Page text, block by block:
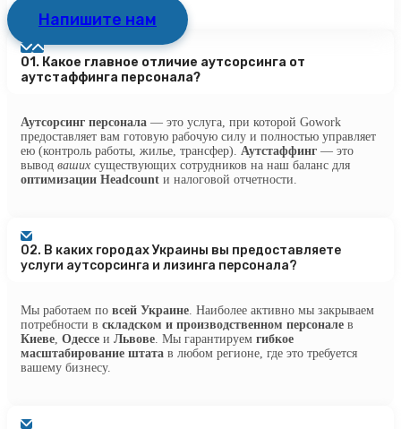
Напишите нам
01. Какое главное отличие аутсорсинга от
аутстаффинга персонала?
Аутсорсинг персонала — это услуга, при которой Gowork
предоставляет вам готовую рабочую силу и полностью управляет
ею (контроль работы, жилье, трансфер). Аутстаффинг — это
вывод ваших существующих сотрудников на наш баланс для
оптимизации Headcount и налоговой отчетности.
02. В каких городах Украины вы предоставляете
услуги аутсорсинга и лизинга персонала?
Мы работаем по всей Украине . Наиболее активно мы закрываем
потребности в складском и производственном персонале в
Киеве Одессе и Львове . Мы гарантируем гибкое
масштабирование штата в любом регионе, где это требуется
вашему бизнесу.